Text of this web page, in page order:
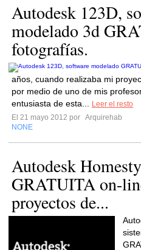
Autodesk 123D,
modelado 3d
fotografías.
años, cuando realizaba mi
por medio de uno de mis
entusiasta de esta...
Leer el resto
El 21 mayo 2012 por Arquirehab
NONE
Autodesk
GRATUITA on-
proyectos de...